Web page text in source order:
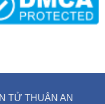
TỬ THUẬN AN